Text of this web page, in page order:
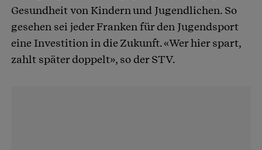
Gesundheit von Kindern und Jugendlichen. So
gesehen sei jeder Franken für den Jugendsport
eine Investition in die Zukunft. «Wer hier spart,
zahlt später doppelt», so der STV.